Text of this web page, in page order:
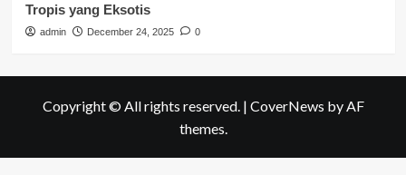
Tropis yang Eksotis
admin December 24, 2025 0
Copyright © All rights reserved. | CoverNews by AF
themes.